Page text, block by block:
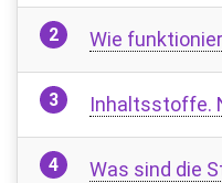
Wie
Inhaltsstoffe.
Was sind die